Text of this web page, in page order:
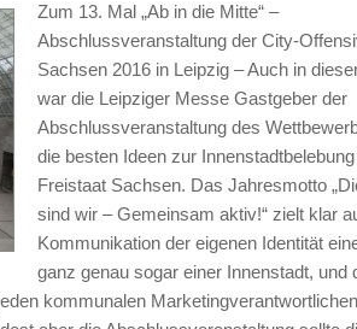
Zum 13. Mal „Ab in die Mitte“ –
Abschlussveranstaltung der City-
Sachsen 2016 in Leipzig – Auch in
war die Leipziger Messe Gastgeber der
Abschlussveranstaltung des
die besten Ideen zur
Freistaat Sachsen. Das Jahresmotto
sind wir – Gemeinsam aktiv!“ zielt klar
Kommunikation der eigenen Identität
ganz genau sogar einer Innenstadt, und
kommunalen